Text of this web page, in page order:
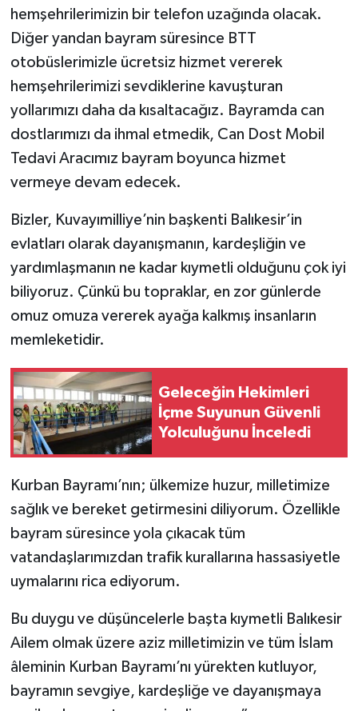
hemşehrilerimizin bir telefon uzağında olacak.
Diğer yandan bayram süresince BTT
otobüslerimizle ücretsiz hizmet vererek
hemşehrilerimizi sevdiklerine kavuşturan
yollarımızı daha da kısaltacağız. Bayramda can
dostlarımızı da ihmal etmedik, Can Dost Mobil
Tedavi Aracımız bayram boyunca hizmet
vermeye devam edecek.
Bizler, Kuvayımilliye’nin başkenti Balıkesir’in
evlatları olarak dayanışmanın, kardeşliğin ve
yardımlaşmanın ne kadar kıymetli olduğunu çok iyi
biliyoruz. Çünkü bu topraklar, en zor günlerde
omuz omuza vererek ayağa kalkmış insanların
memleketidir.
Geleceğin Hekimleri
İçme Suyunun Güvenli
Yolculuğunu İnceledi
Kurban Bayramı’nın; ülkemize huzur, milletimize
sağlık ve bereket getirmesini diliyorum. Özellikle
bayram süresince yola çıkacak tüm
vatandaşlarımızdan trafik kurallarına hassasiyetle
uymalarını rica ediyorum.
Bu duygu ve düşüncelerle başta kıymetli Balıkesir
Ailem olmak üzere aziz milletimizin ve tüm İslam
âleminin Kurban Bayramı’nı yürekten kutluyor,
bayramın sevgiye, kardeşliğe ve dayanışmaya